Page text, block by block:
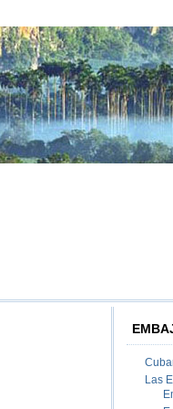
Las